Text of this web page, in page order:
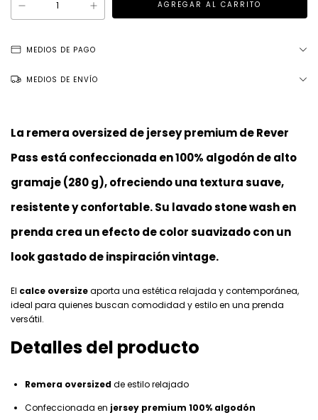
MEDIOS DE PAGO
MEDIOS DE ENVÍO
La remera oversized de jersey premium de Rever
Pass está confeccionada en100% algodón de alto
gramaje (280 g), ofreciendo una textura suave,
resistente y confortable. Su lavado stone wash en
prenda crea un efecto de color suavizado con un
look gastado de inspiración vintage.
El calce oversizeaporta una estética relajada y contemporánea,
ideal para quienes buscan comodidad y estilo en una prenda
versátil.
Detalles del producto
Remera oversizedde estilo relajado
Confeccionada en jersey premium 100% algodón